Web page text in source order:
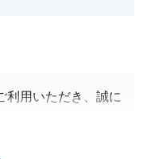
利用いただき、誠に